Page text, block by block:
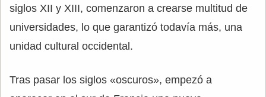
siglos XII y XIII, comenzaron a crearse multitud de
universidades, lo que garantizó todavía más, una
unidad cultural occidental.
Tras pasar los siglos «oscuros», empezó a